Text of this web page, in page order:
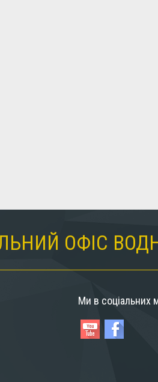
ОФІС
Ми в соціальних